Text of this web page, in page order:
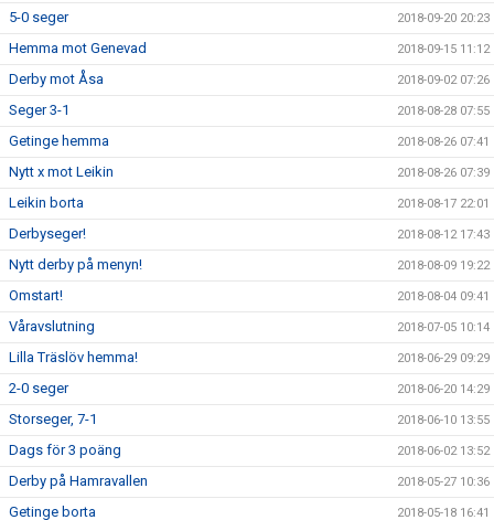
5-0 seger 2018-09-20 20:23
Hemma mot Genevad 2018-09-15 11:12
Derby mot Åsa 2018-09-02 07:26
Seger 3-1 2018-08-28 07:55
Getinge hemma 2018-08-26 07:41
Nytt x mot Leikin 2018-08-26 07:39
Leikin borta 2018-08-17 22:01
Derbyseger! 2018-08-12 17:43
Nytt derby på menyn! 2018-08-09 19:22
Omstart! 2018-08-04 09:41
Våravslutning 2018-07-05 10:14
Lilla Träslöv hemma! 2018-06-29 09:29
2-0 seger 2018-06-20 14:29
Storseger, 7-1 2018-06-10 13:55
Dags för 3 poäng 2018-06-02 13:52
Derby på Hamravallen 2018-05-27 10:36
Getinge borta 2018-05-18 16:41